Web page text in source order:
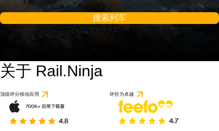
搜索列车
关于 Rail.Ninja
顶级评分移动应用 评价为卓越